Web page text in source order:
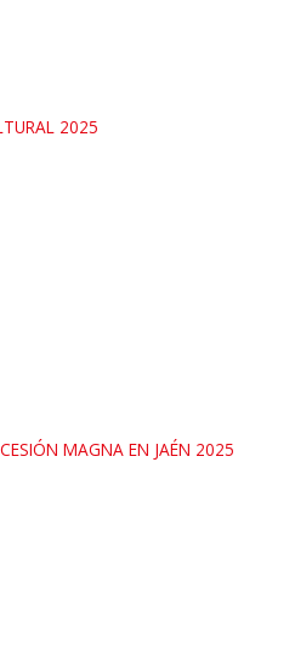
2025
MAGNA EN JAÉN 2025